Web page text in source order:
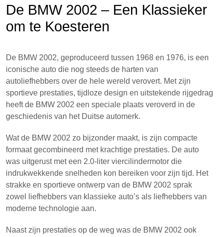
De BMW 2002 – Een Klassieker
om te Koesteren
De BMW 2002, geproduceerd tussen 1968 en 1976, is een
iconische auto die nog steeds de harten van
autoliefhebbers over de hele wereld verovert. Met zijn
sportieve prestaties, tijdloze design en uitstekende rijgedrag
heeft de BMW 2002 een speciale plaats veroverd in de
geschiedenis van het Duitse automerk.
Wat de BMW 2002 zo bijzonder maakt, is zijn compacte
formaat gecombineerd met krachtige prestaties. De auto
was uitgerust met een 2.0-liter viercilindermotor die
indrukwekkende snelheden kon bereiken voor zijn tijd. Het
strakke en sportieve ontwerp van de BMW 2002 sprak
zowel liefhebbers van klassieke auto’s als liefhebbers van
moderne technologie aan.
Naast zijn prestaties op de weg was de BMW 2002 ook